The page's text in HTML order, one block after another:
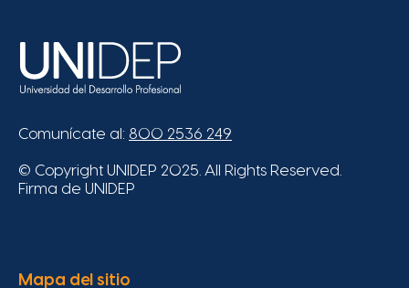
Comunícate al: 800 2536 249
© Copyright UNIDEP 2025. All Rights Reserved.
Firma de UNIDEP
Mapa del sitio